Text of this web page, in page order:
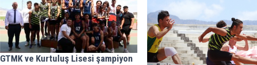
GTMK ve Kurtuluş Lisesi şampiyon